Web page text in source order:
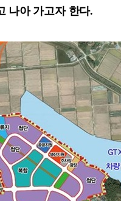
나아 가고자 한다.